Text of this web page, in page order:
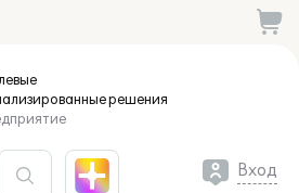
решения
Вход